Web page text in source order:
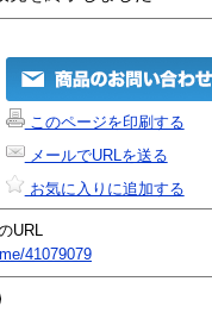
このページを印刷する
メールでURLを送る
お気に入りに追加する
URL
41079079